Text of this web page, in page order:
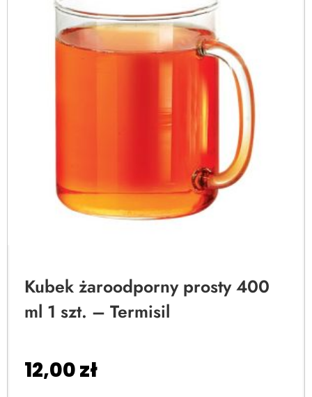
Kubek żaroodporny prosty 400
ml 1 szt. – Termisil
12,00zł